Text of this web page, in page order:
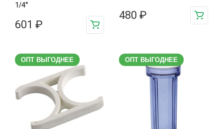
1/4"
601 ₽
480 ₽
ОПТ ВЫГОДНЕЕ ОПТ ВЫГОДНЕЕ